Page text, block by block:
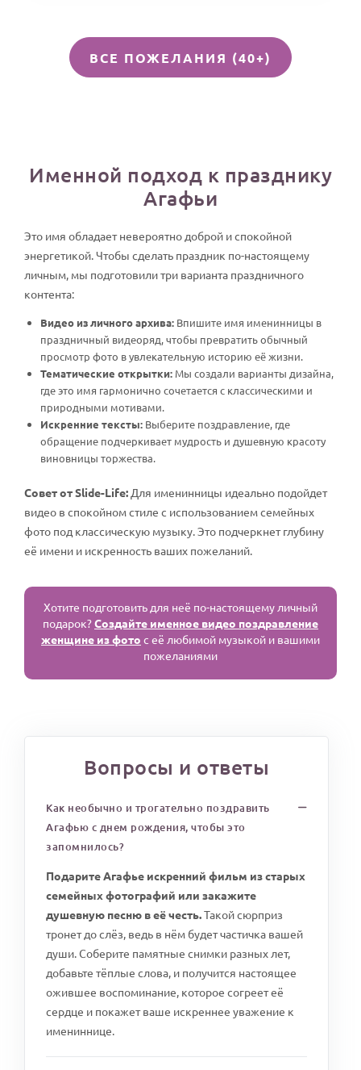
ВСЕ ПОЖЕЛАНИЯ (40+)
Именной подход к празднику
Агафьи
Это имя обладает невероятно доброй и спокойной
энергетикой. Чтобы сделать праздник по-настоящему
личным, мы подготовили три варианта праздничного
контента:
Видео из личного архива: Впишите имя именинницы в
праздничный видеоряд, чтобы превратить обычный
просмотр фото в увлекательную историю её жизни.
Тематические открытки: Мы создали варианты дизайна,
где это имя гармонично сочетается с классическими и
природными мотивами.
Искренние тексты: Выберите поздравление, где
обращение подчеркивает мудрость и душевную красоту
виновницы торжества.
Совет от Slide-Life: Для именинницы идеально подойдет
видео в спокойном стиле с использованием семейных
фото под классическую музыку. Это подчеркнет глубину
её имени и искренность ваших пожеланий.
Хотите подготовить для неё по-настоящему личный
подарок?Создайте именное видео поздравление
женщине из фото с её любимой музыкой и вашими
пожеланиями
Вопросы и ответы
Как необычно и трогательно поздравить
Агафью с днем рождения, чтобы это
запомнилось?
Подарите Агафье искренний фильм из старых
семейных фотографий или закажите
душевную песню в её честь.Такой сюрприз
тронет до слёз, ведь в нём будет частичка вашей
души. Соберите памятные снимки разных лет,
добавьте тёплые слова, и получится настоящее
ожившее воспоминание, которое согреет её
сердце и покажет ваше искреннее уважение к
имениннице.